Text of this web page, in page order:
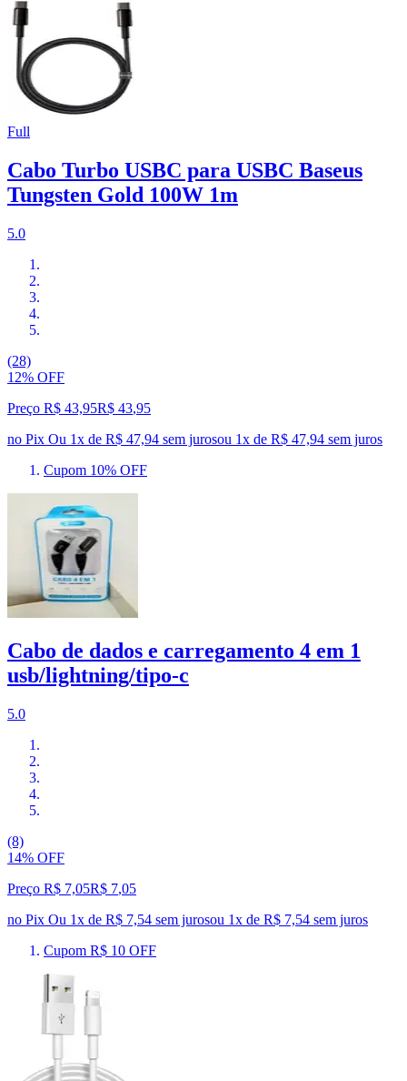
Full
Cabo Turbo USBC para USBC Baseus
Tungsten Gold 100W 1m
5.0
(28)
12% OFF
Preço R$ 43,95R$ 43,95
no Pix Ou 1x de R$ 47,94 sem jurosou 1x de R$ 47,94 sem juros
Cupom 10% OFF
Cabo de dados e carregamento 4 em 1
usb/lightning/tipo-c
5.0
(8)
14% OFF
Preço R$ 7,05R$ 7,05
no Pix Ou 1x de R$ 7,54 sem jurosou 1x de R$ 7,54 sem juros
Cupom R$ 10 OFF